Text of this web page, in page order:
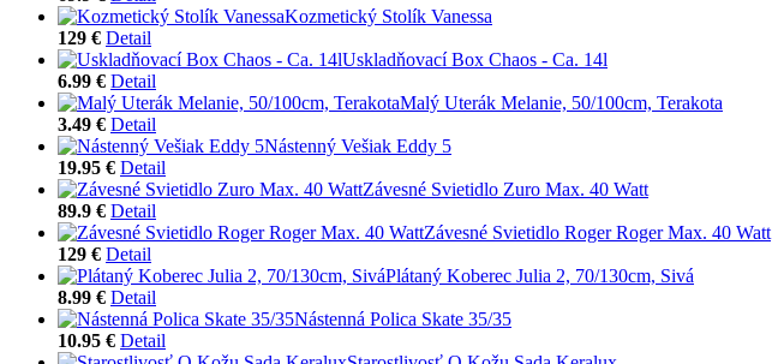
Kozmetický Stolík Vanessa
129 € Detail
Uskladňovací Box Chaos - Ca. 14l
6.99 € Detail
Malý Uterák Melanie, 50/100cm, Terakota
3.49 € Detail
Nástenný Vešiak Eddy 5
19.95 € Detail
Závesné Svietidlo Zuro Max. 40 Watt
89.9 € Detail
Závesné Svietidlo Roger Roger Max. 40 Watt
129 € Detail
Plátaný Koberec Julia 2, 70/130cm, Sivá
8.99 € Detail
Nástenná Polica Skate 35/35
10.95 € Detail